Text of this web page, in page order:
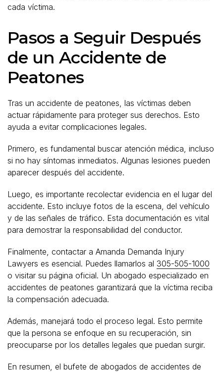
cada víctima.
Pasos a Seguir Después
de un Accidente de
Peatones
Tras un accidente de peatones, las víctimas deben
actuar rápidamente para proteger sus derechos. Esto
ayuda a evitar complicaciones legales.
Primero, es fundamental buscar atención médica, incluso
si no hay síntomas inmediatos. Algunas lesiones pueden
aparecer después del accidente.
Luego, es importante recolectar evidencia en el lugar del
accidente. Esto incluye fotos de la escena, del vehículo
y de las señales de tráfico. Esta documentación es vital
para demostrar la responsabilidad del conductor.
Finalmente, contactar a Amanda Demanda Injury
Lawyers es esencial. Puedes llamarlos al 305-505-1000
o visitar su página oficial. Un abogado especializado en
accidentes de peatones garantizará que la víctima reciba
la compensación adecuada.
Además, manejará todo el proceso legal. Esto permite
que la persona se enfoque en su recuperación, sin
preocuparse por los detalles legales que puedan surgir.
En resumen, el bufete de abogados de accidentes de